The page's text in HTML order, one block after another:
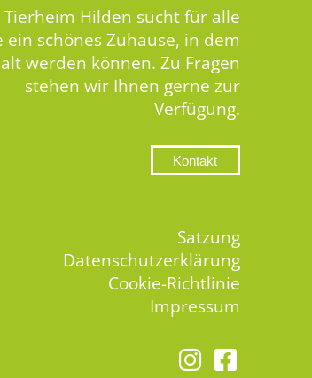
Tierheim Hilden sucht für alle
ein schönes Zuhause, in dem
werden können. Zu Fragen
stehen wir Ihnen gerne zur
Verfügung.
Kontakt
Satzung
Datenschutzerklärung
Cookie-Richtlinie
Impressum